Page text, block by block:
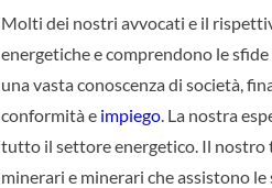
Molti dei nostri avvocati e il
energetiche e comprendono le
una vasta conoscenza di società,
conformità e impiego. La nostra
tutto il settore energetico. Il nostro
minerari e minerari che assistono